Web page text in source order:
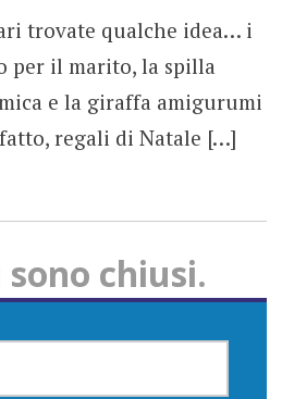
trovate qualche idea… i
per il marito, la spilla
e la giraffa amigurumi
regali di Natale […]
chiusi.